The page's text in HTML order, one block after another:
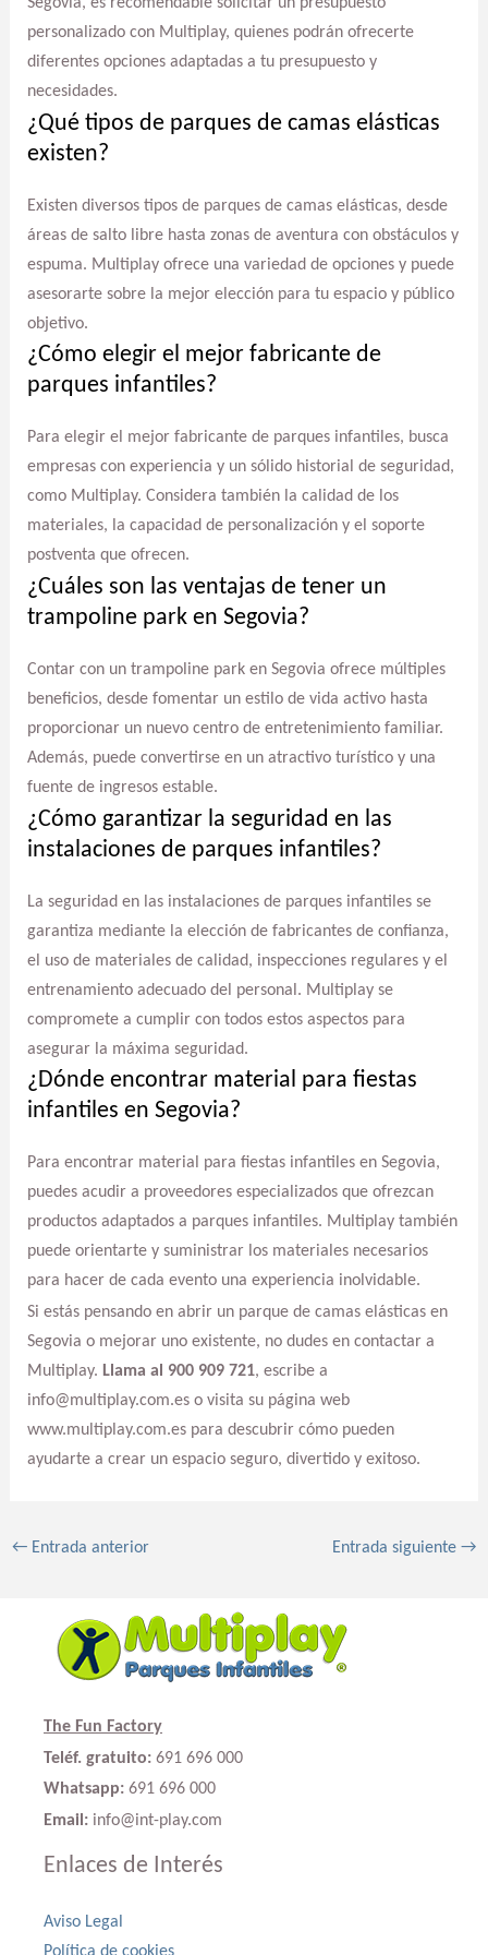
personalizado con Multiplay, quienes podrán ofrecerte
diferentes opciones adaptadas a tu presupuesto y
necesidades.
¿Qué tipos de parques de camas elásticas
existen?
Existen diversos tipos de parques de camas elásticas, desde
áreas de salto libre hasta zonas de aventura con obstáculos y
espuma. Multiplay ofrece una variedad de opciones y puede
asesorarte sobre la mejor elección para tu espacio y público
objetivo.
¿Cómo elegir el mejor fabricante de
parques infantiles?
Para elegir el mejor fabricante de parques infantiles, busca
empresas con experiencia y un sólido historial de seguridad,
como Multiplay. Considera también la calidad de los
materiales, la capacidad de personalización y el soporte
postventa que ofrecen.
¿Cuáles son las ventajas de tener un
trampoline park en Segovia?
Contar con un trampoline park en Segovia ofrece múltiples
beneficios, desde fomentar un estilo de vida activo hasta
proporcionar un nuevo centro de entretenimiento familiar.
Además, puede convertirse en un atractivo turístico y una
fuente de ingresos estable.
¿Cómo garantizar la seguridad en las
instalaciones de parques infantiles?
La seguridad en las instalaciones de parques infantiles se
garantiza mediante la elección de fabricantes de confianza,
el uso de materiales de calidad, inspecciones regulares y el
entrenamiento adecuado del personal. Multiplay se
compromete a cumplir con todos estos aspectos para
asegurar la máxima seguridad.
¿Dónde encontrar material para fiestas
infantiles en Segovia?
Para encontrar material para fiestas infantiles en Segovia,
puedes acudir a proveedores especializados que ofrezcan
productos adaptados a parques infantiles. Multiplay también
puede orientarte y suministrar los materiales necesarios
para hacer de cada evento una experiencia inolvidable.
Si estás pensando en abrir un parque de camas elásticas en
Segovia o mejorar uno existente, no dudes en contactar a
Multiplay. Llama al 900 909 721, escribe a
info@multiplay.com.es o visita su página web
www.multiplay.com.es para descubrir cómo pueden
ayudarte a crear un espacio seguro, divertido y exitoso.
←Entrada anterior Entrada siguiente→
The Fun Factory
Teléf. gratuito: 691 696 000
Whatsapp: 691 696 000
Email: info@int-play.com
Enlaces de Interés
Aviso Legal